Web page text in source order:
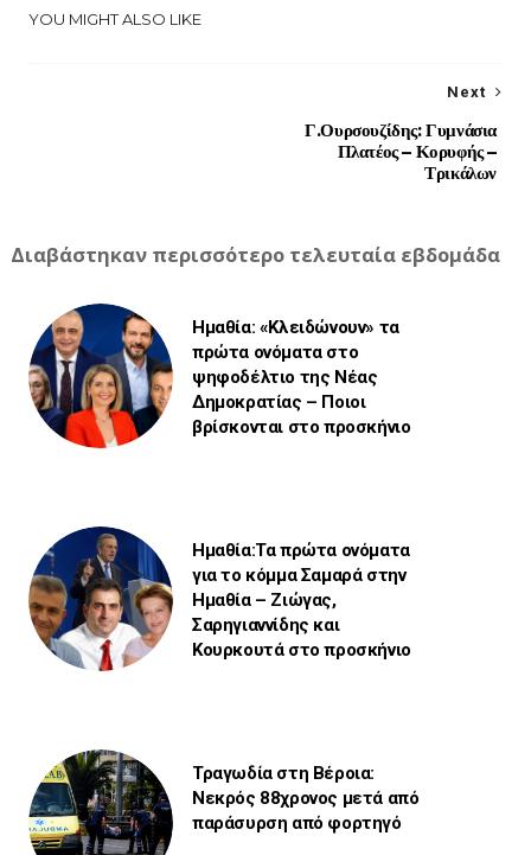
YOU MIGHT ALSO LIKE
Next
Γ.Ουρσουζίδης: Γυμνάσια
Πλατέος – Κορυφής –
Τρικάλων
Διαβάστηκαν περισσότερο τελευταία εβδομάδα
Ημαθία: «Κλειδώνουν» τα
πρώτα ονόματα στο
ψηφοδέλτιο της Νέας
Δημοκρατίας – Ποιοι
βρίσκονται στο προσκήνιο
Ημαθία:Τα πρώτα ονόματα
για το κόμμα Σαμαρά στην
Ημαθία – Ζιώγας,
Σαρηγιαννίδης και
Κουρκουτά στο προσκήνιο
Τραγωδία στη Βέροια:
Νεκρός 88χρονος μετά από
παράσυρση από φορτηγό